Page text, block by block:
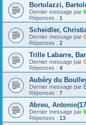
Bortolazzi,
Dernier message par
Réponses : 1
Scheidler,
Dernier message par
Réponses : 2
Trille Labarre,
Dernier message par
Réponses : 4
Aubéry du
Dernier message par
Réponses : 7
Abreu,
Dernier message par
Réponses : 13